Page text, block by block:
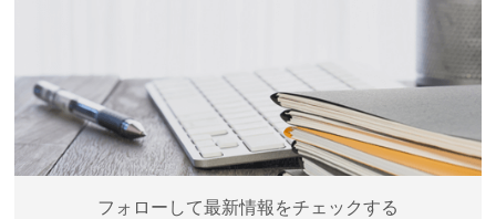
フォローして最新情報をチェックする